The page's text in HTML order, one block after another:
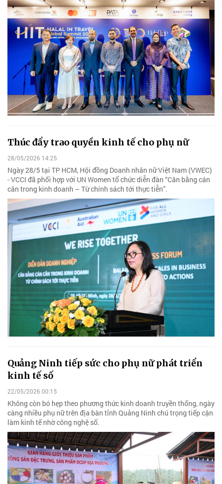
Thúc đẩy trao quyền kinh tế cho phụ nữ
28/05/2026 14:25
Ngày 28/5 tại TP HCM, Hội đồng Doanh nhân nữ Việt Nam (VWEC)
- VCCI đã phối hợp với UN Women tổ chức diễn đàn “Cân bằng cán
cân trong kinh doanh – Từ chính sách tới thực tiễn”.
Quảng Ninh tiếp sức cho phụ nữ phát triển
kinh tế số
22/05/2026 00:15
Không còn bó hẹp theo phương thức kinh doanh truyền thống, ngày
càng nhiều phụ nữ trên địa bàn tỉnh Quảng Ninh chú trọng tiếp cận
làm kinh tế nhờ công nghệ số.